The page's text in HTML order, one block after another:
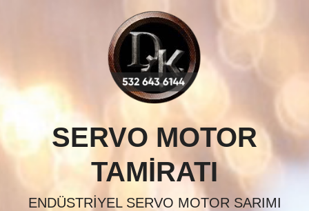
SERVO MOTOR
TAMIRATI
ENDÜSTRIYEL SERVO MOTOR SARIMI